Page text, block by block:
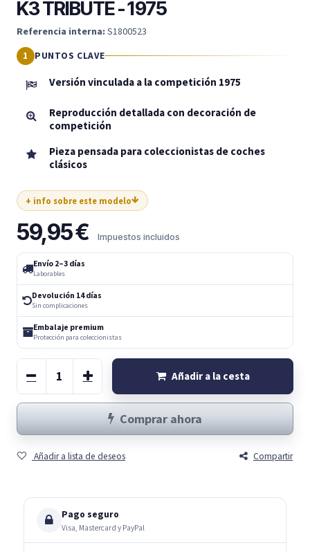
K3 TRIBUTE - 1975
Referencia interna: S1800523
PUNTOS CLAVE
Versión vinculada a la competición 1975
Reproducción detallada con decoración de
competición
Pieza pensada para coleccionistas de coches
clásicos
+ info sobre este modelo
59,95€ Impuestos incluidos
Envío 2–3 días
Laborables
Devolución 14 días
Sin complicaciones
Embalaje premium
Protección para coleccionistas
Añadir a la cesta
Comprar ahora
Añadir a lista de deseos Compartir
Pago seguro
Visa, Mastercard y PayPal